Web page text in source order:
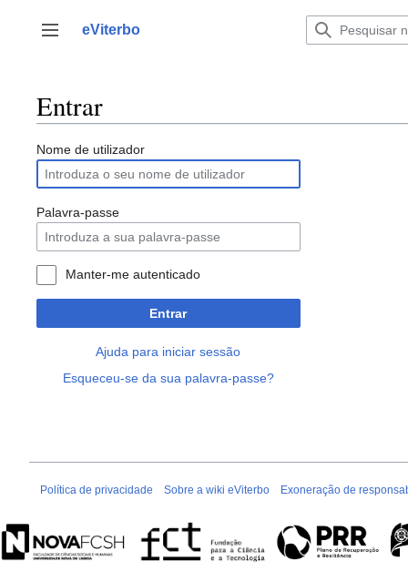
para
Alternar barra lateral
eViterbo
Entrar
Nome de utilizador
Palavra-passe
Manter-me autenticado
Entrar
Ajuda para iniciar sessão
Esqueceu-se da sua palavra-passe?
Política de privacidade Sobre a wiki eViterbo Exoneração de